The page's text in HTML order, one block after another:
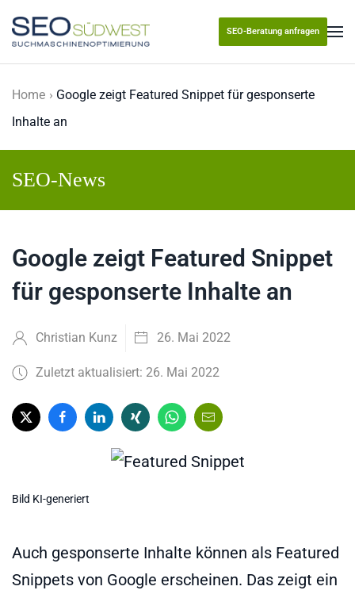
Skip to main content
SEO-Beratung anfragen
Home
Google zeigt Featured Snippet für gesponserte
Inhalte an
SEO-News
Google zeigt Featured Snippet
für gesponserte Inhalte an
Christian Kunz 26. Mai 2022
Zuletzt aktualisiert: 26. Mai 2022
Bild KI-generiert
Auch gesponserte Inhalte können als Featured
Snippets von Google erscheinen. Das zeigt ein